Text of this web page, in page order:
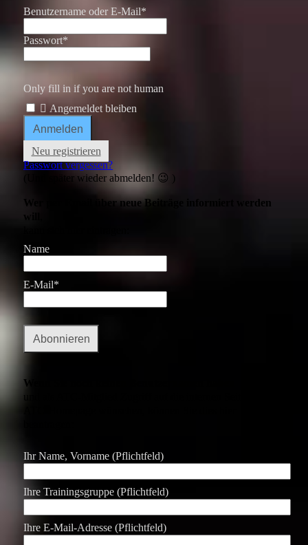
Benutzername oder E-Mail*
Passwort*
Only fill in if you are not human
Angemeldet bleiben
Neu registrieren
Passwort vergessen?
(Und später wieder abmelden! 😉 )
Wer per Email über neue Beiträge informiert werden
will
Name
E-Mail*
Wenn Sie noch keinen Benutzernamen haben
und als ATC-Mitglied Zugriff auf die internen Seiten der
Ihr Name, Vorname (Pflichtfeld)
Ihre Trainingsgruppe (Pflichtfeld)
Ihre E-Mail-Adresse (Pflichtfeld)